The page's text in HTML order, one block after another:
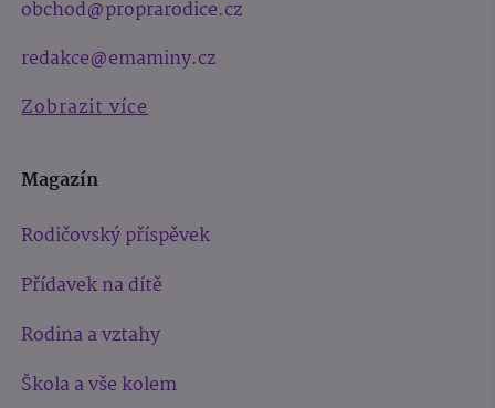
obchod@proprarodice.cz
redakce@emaminy.cz
Zobrazit více
Magazín
Rodičovský příspěvek
Přídavek na dítě
Rodina a vztahy
Škola a vše kolem